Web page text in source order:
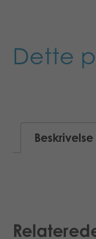
Legetøj
MediaSuomi
Dette
Beskrivelse